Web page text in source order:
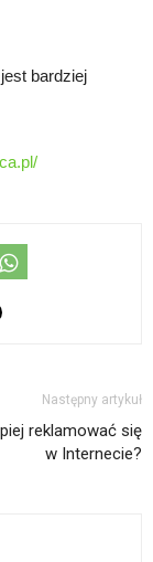
bardziej
Następny artykuł
reklamować się
w Internecie?